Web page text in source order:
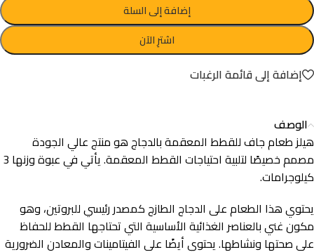
إضافة إلى السلة
اشترِ الآن
إضافة إلى قائمة الرغبات
الوصف
هيلز طعام جاف للقطط المعقمة بالدجاج هو منتج عالي الجودة
مصمم خصيصًا لتلبية احتياجات القطط المعقمة. يأتي في عبوة وزنها 3
كيلوجرامات.
يحتوي هذا الطعام على الدجاج الطازج كمصدر رئيسي للبروتين، وهو
مكون غني بالعناصر الغذائية الأساسية التي تحتاجها القطط للحفاظ
على صحتها ونشاطها. يحتوي أيضًا على الفيتامينات والمعادن الضرورية